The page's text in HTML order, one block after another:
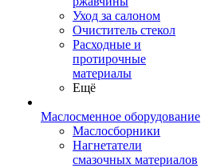
Уход за салоном
Очиститель стекол
Расходные и
протирочные
материалы
Ещё
Маслосменное оборудование
Маслосборники
Нагнетатели
смазочных материалов